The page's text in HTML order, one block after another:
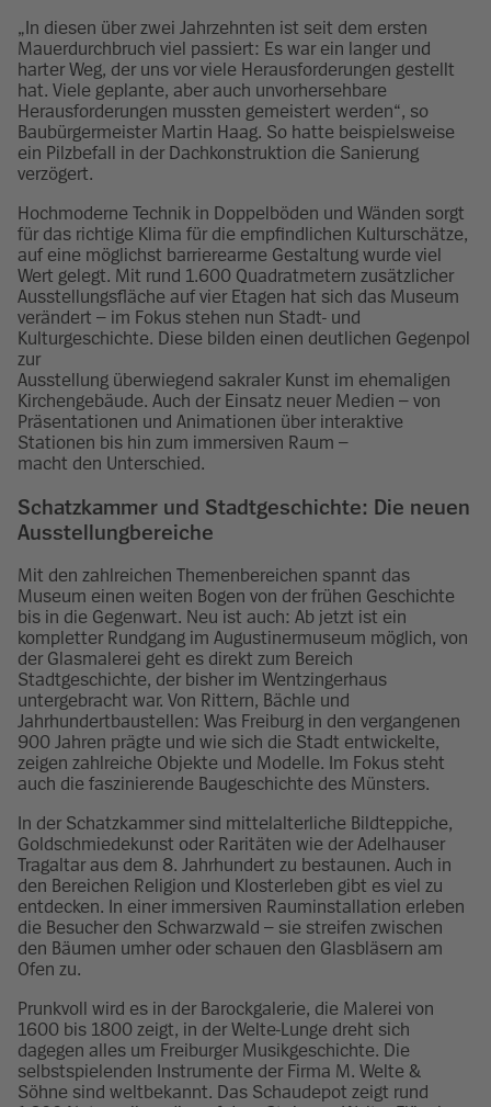
„In diesen über zwei Jahrzehnten ist seit dem ersten
Mauerdurchbruch viel passiert: Es war ein langer und
harter Weg, der uns vor viele Herausforderungen gestellt
hat. Viele geplante, aber auch unvorhersehbare
Herausforderungen mussten gemeistert werden“, so
Baubürgermeister Martin Haag. So hatte beispielsweise
ein Pilzbefall in der Dachkonstruktion die Sanierung
verzögert.
Hochmoderne Technik in Doppelböden und Wänden sorgt
für das richtige Klima für die empfindlichen Kulturschätze,
auf eine möglichst barrierearme Gestaltung wurde viel
Wert gelegt. Mit rund 1.600 Quadratmetern zusätzlicher
Ausstellungsfläche auf vier Etagen hat sich das Museum
verändert – im Fokus stehen nun Stadt- und
Kulturgeschichte. Diese bilden einen deutlichen Gegenpol
zur
Ausstellung überwiegend sakraler Kunst im ehemaligen
Kirchengebäude. Auch der Einsatz neuer Medien – von
Präsentationen und Animationen über interaktive
Stationen bis hin zum immersiven Raum –
macht den Unterschied.
Schatzkammer und Stadtgeschichte: Die neuen
Ausstellungbereiche
Mit den zahlreichen Themenbereichen spannt das
Museum einen weiten Bogen von der frühen Geschichte
bis in die Gegenwart. Neu ist auch: Ab jetzt ist ein
kompletter Rundgang im Augustinermuseum möglich, von
der Glasmalerei geht es direkt zum Bereich
Stadtgeschichte, der bisher im Wentzingerhaus
untergebracht war. Von Rittern, Bächle und
Jahrhundertbaustellen: Was Freiburg in den vergangenen
900 Jahren prägte und wie sich die Stadt entwickelte,
zeigen zahlreiche Objekte und Modelle. Im Fokus steht
auch die faszinierende Baugeschichte des Münsters.
In der Schatzkammer sind mittelalterliche Bildteppiche,
Goldschmiedekunst oder Raritäten wie der Adelhauser
Tragaltar aus dem 8. Jahrhundert zu bestaunen. Auch in
den Bereichen Religion und Klosterleben gibt es viel zu
entdecken. In einer immersiven Rauminstallation erleben
die Besucher den Schwarzwald – sie streifen zwischen
den Bäumen umher oder schauen den Glasbläsern am
Ofen zu.
Prunkvoll wird es in der Barockgalerie, die Malerei von
1600 bis 1800 zeigt, in der Welte-Lunge dreht sich
dagegen alles um Freiburger Musikgeschichte. Die
selbstspielenden Instrumente der Firma M. Welte &
Söhne sind weltbekannt. Das Schaudepot zeigt rund